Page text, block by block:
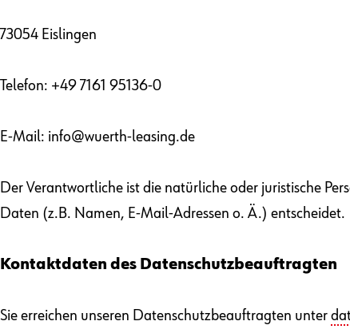
73054 Eislingen
Telefon: +49 7161 95136-0
E-Mail: info@wuerth-leasing.de
Der Verantwortliche ist die natürliche oder juristische
Daten (z.B. Namen, E-Mail-Adressen o. Ä.) entscheidet.
Kontaktdaten des Datenschutzbeauftragten
Sie erreichen unseren Datenschutzbeauftragten unter